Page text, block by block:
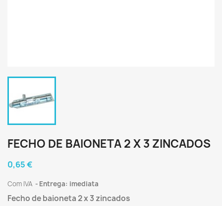
FECHO DE BAIONETA 2 X 3 ZINCADOS
0,65 €
Com IVA Entrega: imediata
Fecho de baioneta 2 x 3 zincados